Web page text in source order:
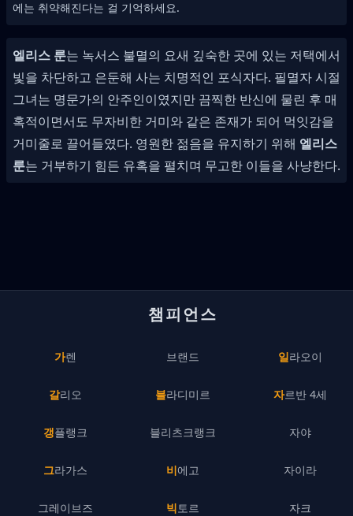
에는 취약해진다는 걸 기억하세요.
엘리스 룬는 녹서스 불멸의 요새 깊숙한 곳에 있는 저택에서
빛을 차단하고 은둔해 사는 치명적인 포식자다. 필멸자 시절
그녀는 명문가의 안주인이였지만 끔찍한 반신에 물린 후 매
혹적이면서도 무자비한 거미와 같은 존재가 되어 먹잇감을
거미줄로 끌어들였다. 영원한 젊음을 유지하기 위해 엘리스
룬는 거부하기 힘든 유혹을 펼치며 무고한 이들을 사냥한다.
챔피언스
가렌
갈리오
갱플랭크
그라가스
그레이브즈
브랜드
블라디미르
블리츠크랭크
비에고
빅토르
일라오이
자르반 4세
자야
자이라
자크